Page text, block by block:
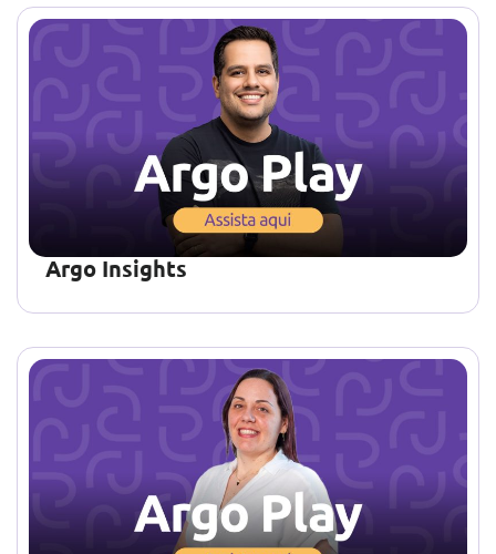
Argo Insights